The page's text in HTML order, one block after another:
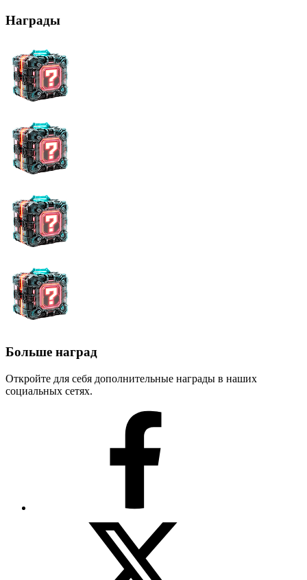
Награды
Больше наград
Откройте для себя дополнительные награды в наших
социальных сетях.